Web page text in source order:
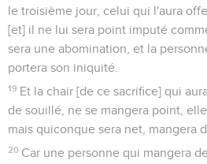
le troisième jour, celui qui l'aura
[et] il ne lui sera point imputé
sera une abomination, et la
portera son iniquité.
19 Et la chair [de ce sacrifice] qui
de souillé, ne se mangera point,
mais quiconque sera net, mangera
20 Car une personne qui mangera